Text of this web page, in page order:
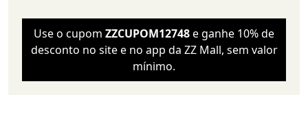
Use o cupom ZZCUPOM12748e ganhe 10% de
desconto no site e no app da ZZ Mall, sem valor
mínimo.